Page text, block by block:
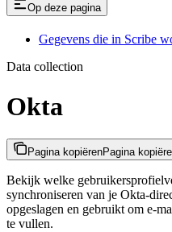
Op deze pagina
Gegevens die in Scribe
Data collection
Okta
Pagina kopiërenPagina
Bekijk welke
synchroniseren van je Okta-
opgeslagen en gebruikt om e-
te vullen.